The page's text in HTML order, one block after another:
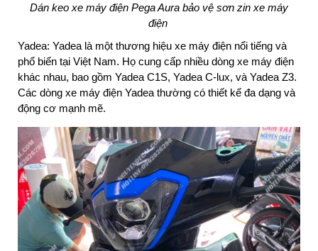
Dán keo xe máy điện Pega Aura bảo vệ sơn zin xe máy
điện
Yadea: Yadea là một thương hiệu xe máy điện nổi tiếng và
phổ biến tại Việt Nam. Họ cung cấp nhiều dòng xe máy điện
khác nhau, bao gồm Yadea C1S, Yadea C-lux, và Yadea Z3.
Các dòng xe máy điện Yadea thường có thiết kế đa dạng và
động cơ mạnh mẽ.